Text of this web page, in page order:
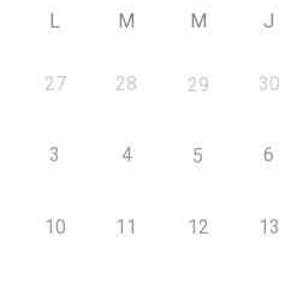
L M M J
27 28 29 30
3 4 5 6
10 11 12 13